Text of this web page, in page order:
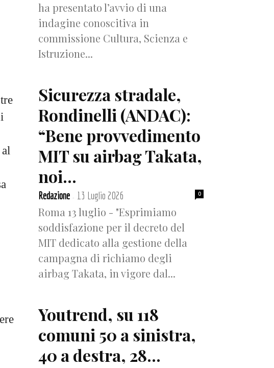
ha presentato l’avvio di una
indagine conoscitiva in
commissione Cultura, Scienza e
Istruzione...
Sicurezza stradale,
Rondinelli (ANDAC):
“Bene provvedimento
MIT su airbag Takata,
noi...
Redazione - 13 Luglio 2026 0
Roma 13 luglio - "Esprimiamo
soddisfazione per il decreto del
MIT dedicato alla gestione della
campagna di richiamo degli
airbag Takata, in vigore dal...
Youtrend, su 118
comuni 50 a sinistra,
40 a destra, 28...